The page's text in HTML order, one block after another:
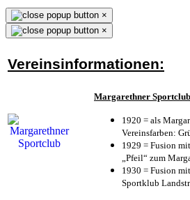
×
×
Vereinsinformationen:
Margarethner Sportclub
1920 = als
Vereinsfarben:
1929 = Fusion
„Pfeil“ zum
1930 = Fusion
Sportklub